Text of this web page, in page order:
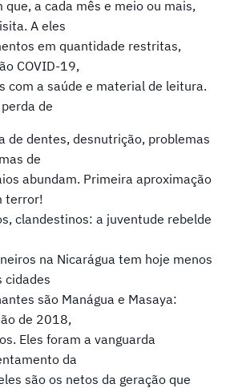
que, a cada mês e meio ou mais,
A eles
em quantidade restritas,
COVID-19,
com a saúde e material de leitura.
de
de dentes, desnutrição, problemas
de
abundam. Primeira aproximação
terror!
clandestinos: a juventude rebelde
na Nicarágua tem hoje menos
cidades
são Manágua e Masaya:
de 2018,
Eles foram a vanguarda
da
são os netos da geração que